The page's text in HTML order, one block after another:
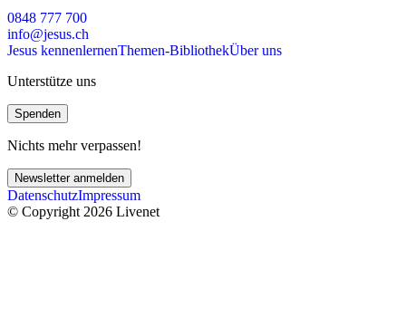
0848 777 700
info@jesus.ch
Jesus kennenlernenThemen-BibliothekÜber uns
Unterstütze uns
Spenden
Nichts mehr verpassen!
Newsletter anmelden
DatenschutzImpressum
© Copyright 2026 Livenet